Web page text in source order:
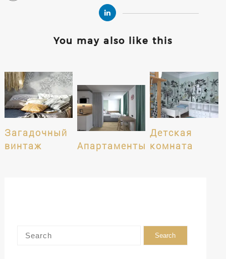
You may also like this
Загадочный
винтаж
Апартаменты
Детская
комната